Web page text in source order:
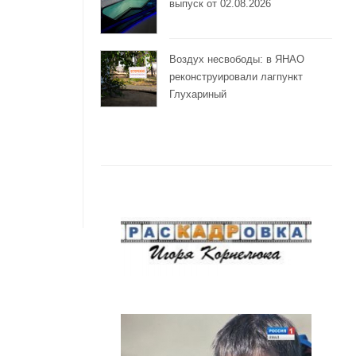
выпуск от 02.08.2026
Воздух несвободы: в ЯНАО
реконструировали лагпункт
Глухариный